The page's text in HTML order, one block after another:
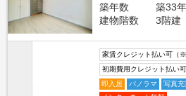
築年数
築33年
建物階数
3階建
家賃クレジット払い可（※
初期費用クレジット払い
即入居
パノラマ 写真充